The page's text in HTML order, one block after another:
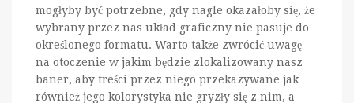
mogłyby być potrzebne, gdy nagle okazałoby się, że
wybrany przez nas układ graficzny nie pasuje do
określonego formatu. Warto także zwrócić uwagę
na otoczenie w jakim będzie zlokalizowany nasz
baner, aby treści przez niego przekazywane jak
również jego kolorystyka nie gryzły się z nim, a